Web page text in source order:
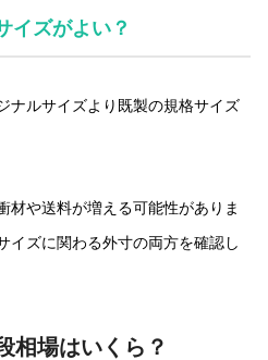
イズがよい？
ナルサイズより既製の規格サイズ
材や送料が増える可能性がありま
イズに関わる外寸の両方を確認し
相場はいくら？